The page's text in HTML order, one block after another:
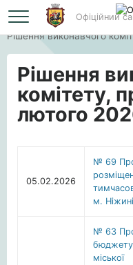
Офіційний
Головна
Рішення виконавчого
Рішення
комітету,
лютого
05.02.2026
№ 69
м. Ніжині
№ 63
бюджету
міської